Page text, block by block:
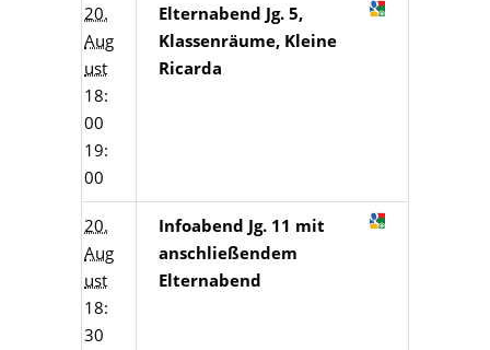
20.
Aug
ust
18:
00
19:
00
Elternabend Jg. 5,
Klassenräume, Kleine
Ricarda
20.
Aug
ust
18:
30
Infoabend Jg. 11 mit
anschließendem
Elternabend